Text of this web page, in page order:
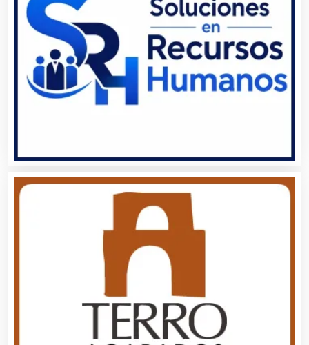
Almacenaje
Alquiler de Autos
Alquiler de Sillas y Mesas
Alquiler de Trajes de Etiqueta
Alta Costura